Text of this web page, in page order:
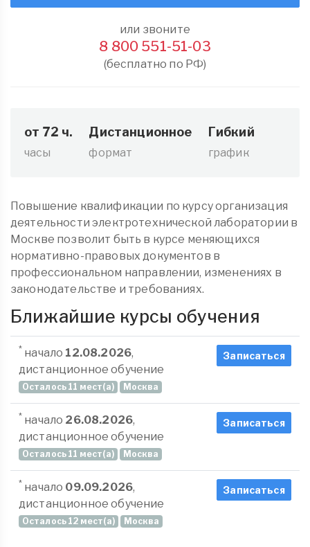
или звоните
8 800 551-51-03
(бесплатно по РФ)
от 72 ч.
часы
Дистанционное
формат
Гибкий
график
Повышение квалификации по курсу организация
деятельности электротехнической лаборатории в
Москве позволит быть в курсе меняющихся
нормативно-правовых документов в
профессиональном направлении, изменениях в
законодательстве и требованиях.
Ближайшие курсы обучения
* начало 12.08.2026,
дистанционное обучение
Осталось 11 мест(а) Москва
Записаться
* начало 26.08.2026,
дистанционное обучение
Осталось 11 мест(а) Москва
Записаться
* начало 09.09.2026,
дистанционное обучение
Осталось 12 мест(а) Москва
Записаться